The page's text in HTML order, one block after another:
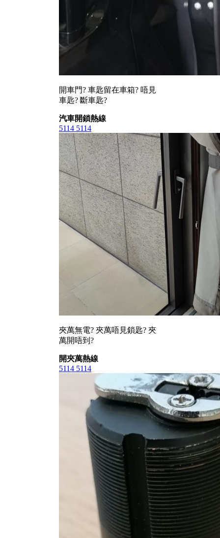
開車門? 車匙留在車箱? 唔見
車匙? 斷車匙?
汽車開鎖熱線
5114 5114
夾萬無電? 夾萬唔見鎖匙? 夾
萬開唔到?
開夾萬熱線
5114 5114